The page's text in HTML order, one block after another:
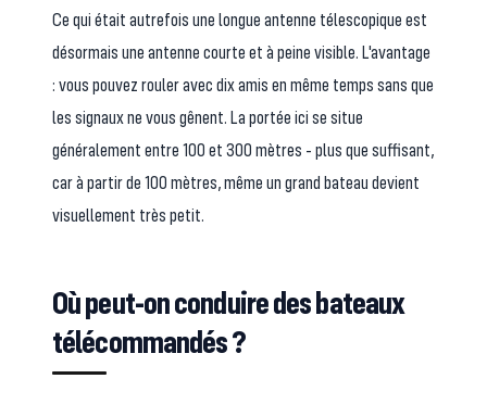
Ce qui était autrefois une longue antenne télescopique est
désormais une antenne courte et à peine visible. L'avantage
: vous pouvez rouler avec dix amis en même temps sans que
les signaux ne vous gênent. La portée ici se situe
généralement entre 100 et 300 mètres - plus que suffisant,
car à partir de 100 mètres, même un grand bateau devient
visuellement très petit.
Où peut-on conduire des bateaux
télécommandés ?